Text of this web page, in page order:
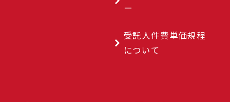
ー
受託人件費単価規程
について